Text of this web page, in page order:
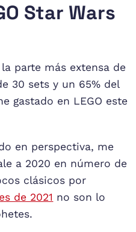
Star Wars
parte más extensa de
30 sets y un 65% del
gastado en LEGO este
en perspectiva, me
a 2020 en número de
clásicos por
de 2021 no son lo